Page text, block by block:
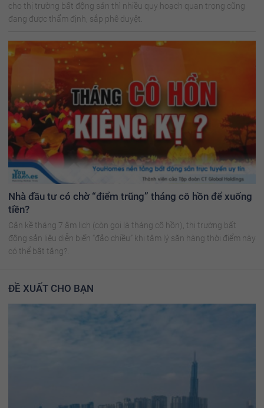
cho thị trường bất động sản thì nhiều quy hoạch quan trọng cũng
đang được thẩm định, sắp phê duyệt.
Nhà đầu tư có chờ “điểm trũng” tháng cô hồn để xuống
tiền?
Cận kề tháng 7 âm lịch (còn gọi là tháng cô hồn), thị trường bất
động sản liệu diễn biến “đảo chiều” khi tâm lý săn hàng thời điểm này
có thể bật tăng?.
ĐỀ XUẤT CHO BẠN